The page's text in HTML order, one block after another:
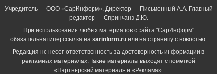
Учредитель — ООО «СарИнформ». Директор — Письменный А.А. Главный
редактор — Спринчанэ Д.Ю.
При использовании любых материалов с сайта "СарИнформ"
обязательна гиперссылка на sarinform.ru или на страницу с новостью.
Редакция не несет ответственность за достоверность информации в
рекламных материалах. Такие материалы выходят с пометкой
«Партнёрский материал» и «Реклама».